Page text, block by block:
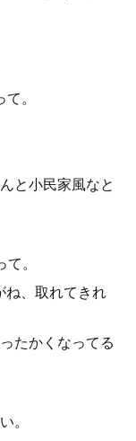
。
と小民家風なと
。
ね、取れてきれ
たかくなってる
。